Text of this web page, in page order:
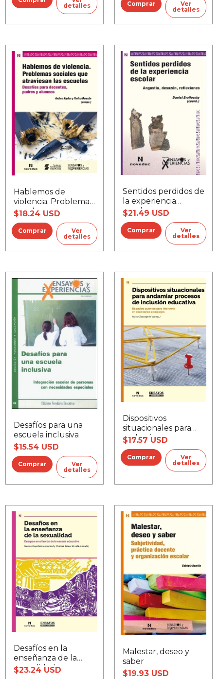
detalles
Ver
detalles
Hablemos de
violencia. Problemas
sociales que
atraviesan las
escuelas
$18.24 USD
Ver
detalles
Sentidos perdidos de
la experiencia
escolar
$21.49 USD
Ver
detalles
Desafíos para una
escuela inclusiva
$15.54 USD
Ver
detalles
Dispositivos
situacionales para
andamiar procesos
de inclusión
educativa
$17.57 USD
Ver
detalles
Desafíos en la
enseñanza de la
sexualidad
$23.24 USD
Malestar, deseo y
saber
$19.93 USD